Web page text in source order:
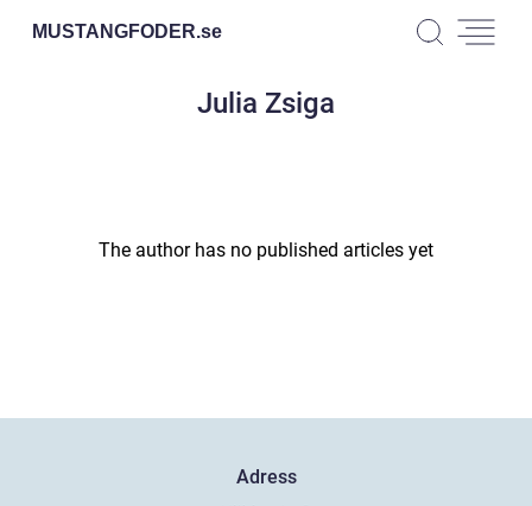
MUSTANGFODER.se
Julia Zsiga
The author has no published articles yet
Adress